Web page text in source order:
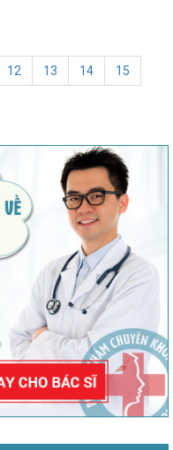
12 13 14 15